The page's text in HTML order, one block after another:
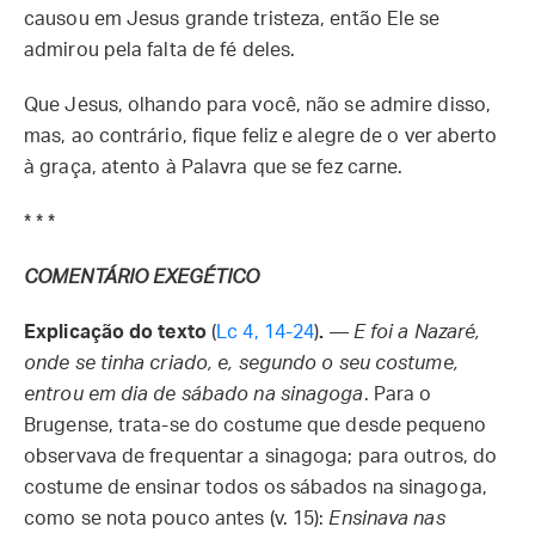
causou em Jesus grande tristeza, então Ele se
admirou pela falta de fé deles.
Que Jesus, olhando para você, não se admire disso,
mas, ao contrário, fique feliz e alegre de o ver aberto
à graça, atento à Palavra que se fez carne.
* * *
COMENTÁRIO EXEGÉTICO
Explicação do texto ( Lc 4, 14-24). — E foi a Nazaré,
onde se tinha criado, e, segundo o seu costume,
entrou em dia de sábado na sinagoga. Para o
Brugense, trata-se do costume que desde pequeno
observava de frequentar a sinagoga; para outros, do
costume de ensinar todos os sábados na sinagoga,
como se nota pouco antes (v. 15): Ensinava nas